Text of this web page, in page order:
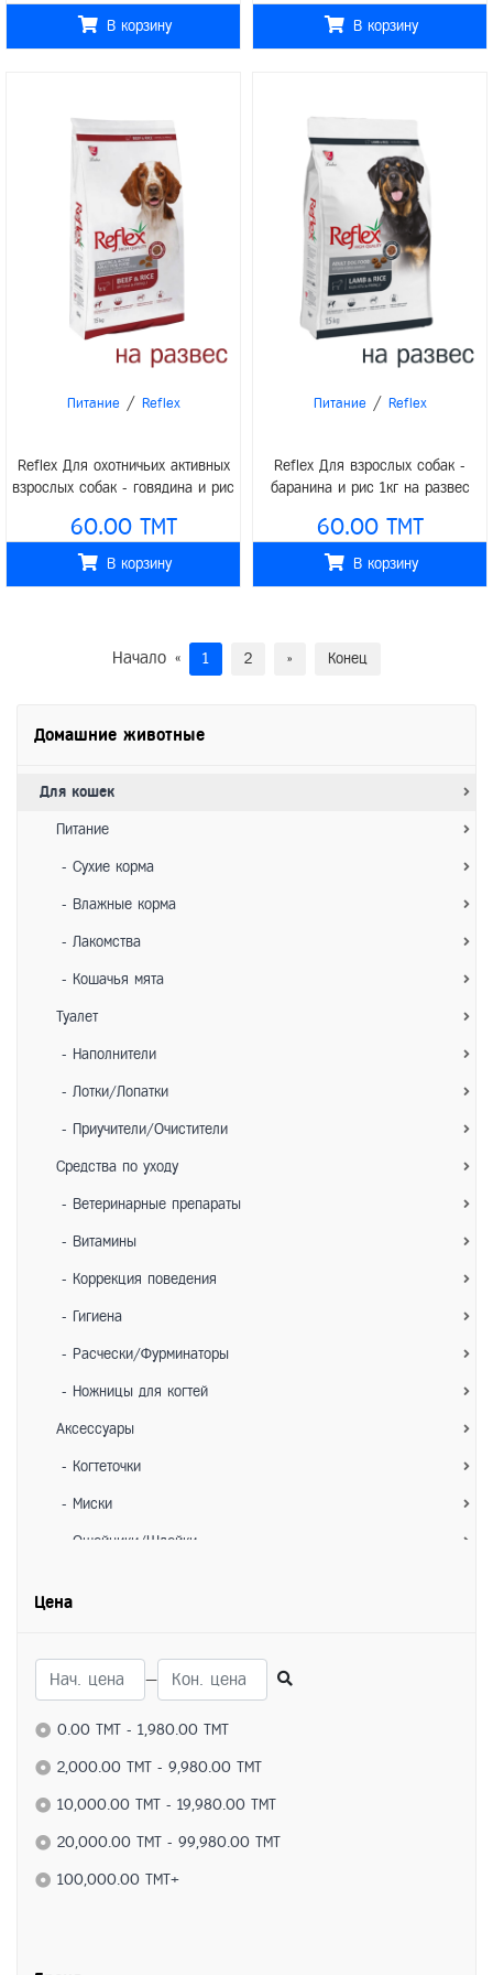
Домашние животные
Для кошек
Питание
- Сухие корма
- Влажные корма
- Лакомства
- Кошачья мята
Туалет
- Наполнители
- Лотки/Лопатки
- Приучители/Очистители
Средства по уходу
- Ветеринарные препараты
- Витамины
- Коррекция поведения
- Гигиена
- Расчески/Фурминаторы
- Ножницы для когтей
Аксессуары
- Когтеточки
- Миски
- Ошейники/Шлейки
Для собак
Питание
- Сухие корма
- Влажные корма
- Лакомства
Средства по уходу
Цена
—
0.00 TMT - 1,980.00 TMT
2,000.00 TMT - 9,980.00 TMT
10,000.00 TMT - 19,980.00 TMT
20,000.00 TMT - 99,980.00 TMT
100,000.00 TMT+
В корзину В корзину
Питание / Reflex
Reflex Для охотничьих активных
взрослых собак - говядина и рис
60.00 TMT
В корзину
Питание / Reflex
Reflex Для взрослых собак -
баранина и рис 1кг на развес
60.00 TMT
В корзину
Начало « 1 2 » Конец